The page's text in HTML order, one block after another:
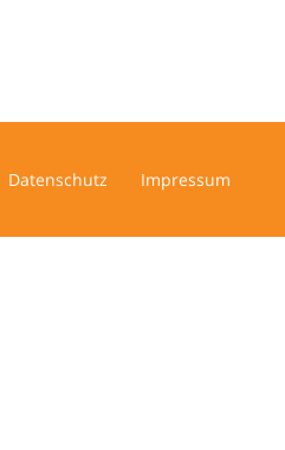
Datenschutz Impressum